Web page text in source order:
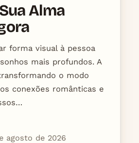
Alma
forma visual à pessoa
mais profundos. A
o modo
conexões românticas e
agosto de 2026